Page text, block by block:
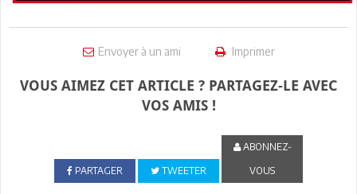
Envoyer à un ami Imprimer
VOUS AIMEZ CET ARTICLE ? PARTAGEZ-LE AVEC
VOS AMIS !
PARTAGER TWEETER
ABONNEZ-
VOUS